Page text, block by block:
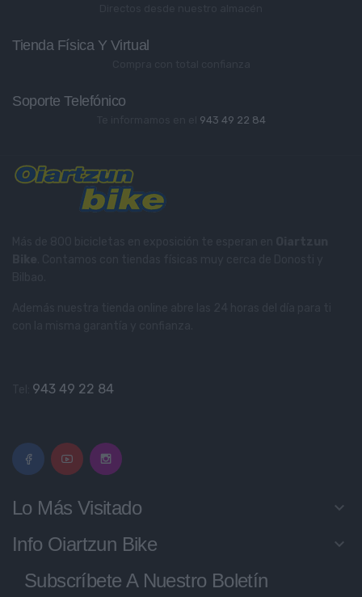
Tienda Física Y Virtual
Soporte Telefónico
943 49 22 84
943 49 22 84
Lo Más Visitado keyboard_arrow_down
Info Oiartzun Bike keyboard_arrow_down
Subscríbete A Nuestro Boletín